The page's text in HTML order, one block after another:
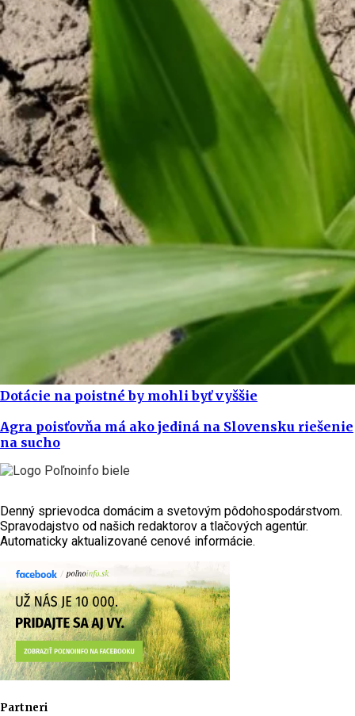
Dotácie na poistné by mohli byť vyššie
Agra poisťovňa má ako jediná na Slovensku riešenie
na sucho
Denný sprievodca domácim a svetovým pôdohospodárstvom.
Spravodajstvo od našich redaktorov a tlačových agentúr.
Automaticky aktualizované cenové informácie.
Partneri